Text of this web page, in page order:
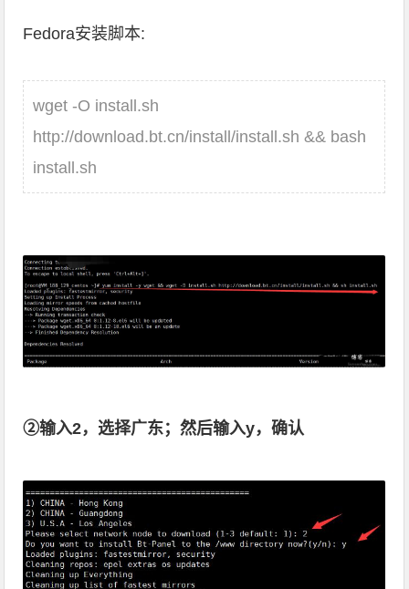
Fedora安装脚本:
wget -O install.sh
http://download.bt.cn/install/install.sh && bash
install.sh
②输入2，选择广东；然后输入y，确认